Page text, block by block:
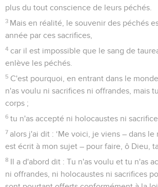
plus du tout conscience de leurs péchés.
3 Mais en réalité, le souvenir des péchés
année par ces sacrifices,
4 car il est impossible que le sang de
enlève les péchés.
5 C'est pourquoi, en entrant dans le
n'as voulu ni sacrifices ni offrandes, mais
corps ;
6 tu n'as accepté ni holocaustes ni
7 alors j'ai dit : ‘Me voici, je viens – dans
est écrit à mon sujet – pour faire, ô Dieu,
8 Il a d'abord dit : Tu n'as voulu et tu n'as
ni offrandes, ni holocaustes ni sacrifices